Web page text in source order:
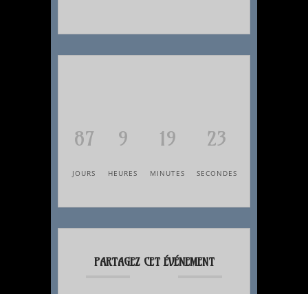
87
JOURS
9
HEURES
19
MINUTES
22
SECONDES
PARTAGEZ CET ÉVÉNEMENT